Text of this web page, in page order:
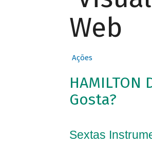
Web
Ações
HAMILTON
Gosta?
Sextas